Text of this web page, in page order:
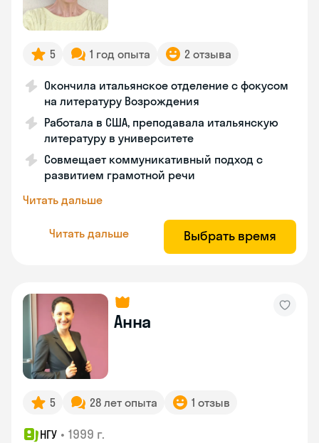
5 1 год опыта 2 отзыва
Окончила итальянское отделение с фокусом
на литературу Возрождения
Работала в США, преподавала итальянскую
литературу в университете
Совмещает коммуникативный подход с
развитием грамотной речи
Читать дальше
Читать дальше Выбрать время
Анна
5 28 лет опыта 1 отзыв
НГУ • 1999 г.